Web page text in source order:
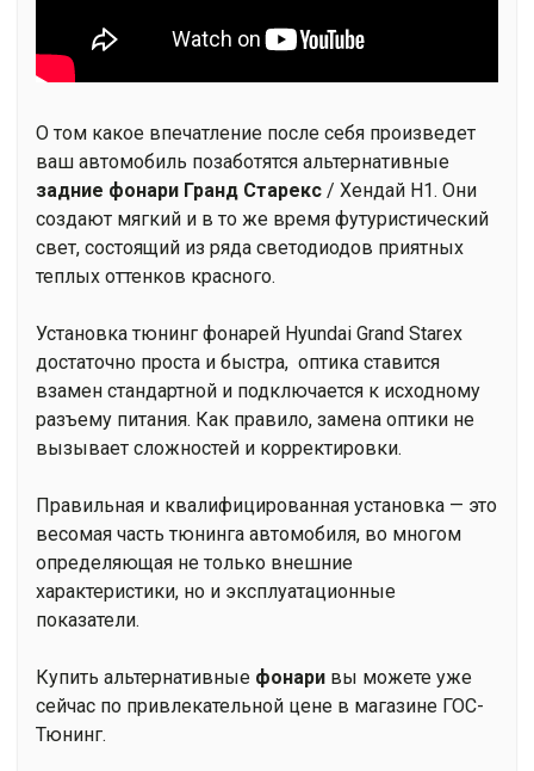
О том какое впечатление после себя произведет
ваш автомобиль позаботятся альтернативные
задние фонари Гранд Старекс / Хендай Н1. Они
создают мягкий и в то же время футуристический
свет, состоящий из ряда светодиодов приятных
теплых оттенков красного.
Установка тюнинг фонарей Hyundai Grand Starex
достаточно проста и быстра, оптика ставится
взамен стандартной и подключается к исходному
разъему питания. Как правило, замена оптики не
вызывает сложностей и корректировки.
Правильная и квалифицированная установка — это
весомая часть тюнинга автомобиля, во многом
определяющая не только внешние
характеристики, но и эксплуатационные
показатели.
Купить альтернативные фонари вы можете уже
сейчас по привлекательной цене в магазине ГОС-
Тюнинг.